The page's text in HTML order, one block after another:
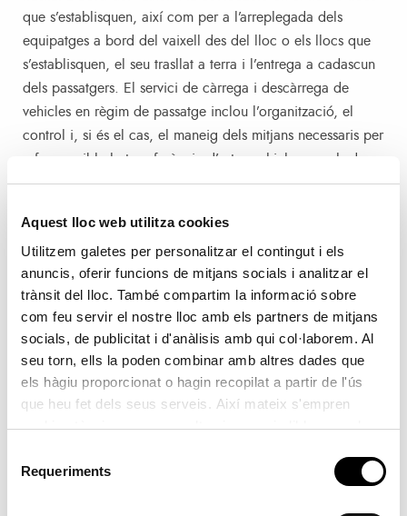
Aquest lloc web utilitza cookies
Utilitzem galetes per personalitzar el contingut i els
anuncis, oferir funcions de mitjans socials i analitzar el
trànsit del lloc. També compartim la informació sobre
com feu servir el nostre lloc amb els partners de mitjans
socials, de publicitat i d'anàlisis amb qui col·laborem. Al
seu torn, ells la poden combinar amb altres dades que
els hàgiu proporcionat o hagin recopilat a partir de l'ús
que heu fet dels seus serveis. Així mateix s'empren
cookies tècniques que resulten imprescindibles per al
acceptació.
Requeriments
que s’establisquen, així com per a l’arreplegada dels
equipatges a bord del vaixell des del lloc o els llocs que
s’establisquen, el seu trasllat a terra i l’entrega a cadascun
dels passatgers. El servici de càrrega i descàrrega de
vehicles en règim de passatge inclou l’organització, el
control i, si és el cas, el maneig dels mitjans necessaris per
a fer possible la transferència d’estos vehicles, en els dos
sentits, entre el moll o la zona d’aparcament i el vaixell.
Baleària Eurolínies Marítimes
València Terminal Europa
E.Erhardt y Compañía, S.A.
Grandi Navi Veloci España, S.L.
Trasmed GLE, S.L.
f) Servei de recepció de rebutjos generats per
vaixells regulats per l’annex I del Conveni MARPOL
d’arreplegada de rebutjos generats pels vaixells, que estan
regulats per l’annex I del Conveni internacional per a